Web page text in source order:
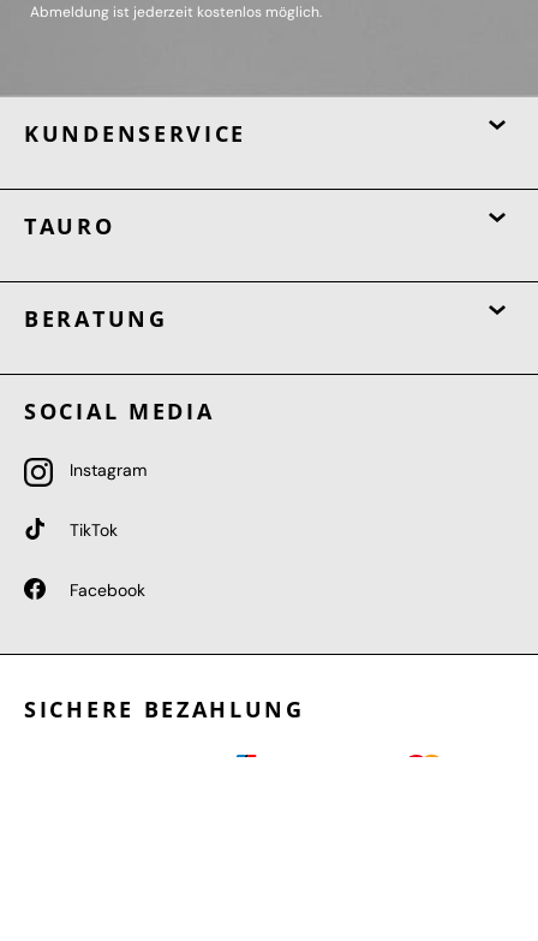
Abmeldung ist jederzeit kostenlos möglich.
KUNDENSERVICE
TAURO
BERATUNG
SOCIAL MEDIA
Instagram
TikTok
Facebook
SICHERE BEZAHLUNG